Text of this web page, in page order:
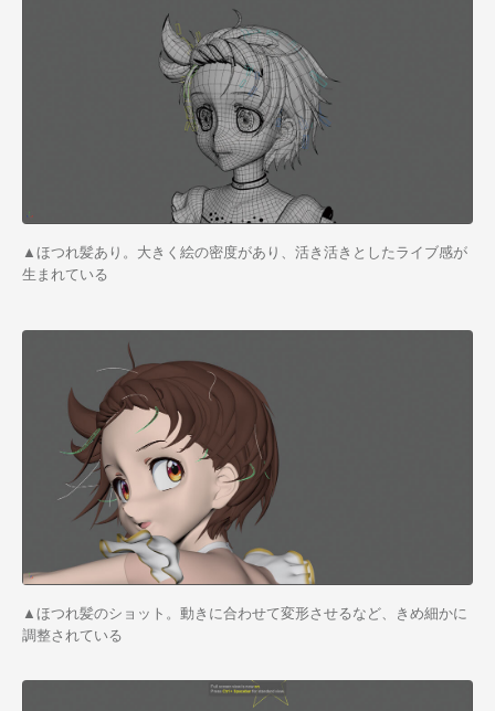
▲ほつれ髪あり。大きく絵の密度があり、活き活きとしたライブ感が
生まれている
▲ほつれ髪のショット。動きに合わせて変形させるなど、きめ細かに
調整されている